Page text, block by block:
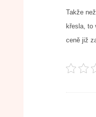
Takže
křesla, to
ceně již